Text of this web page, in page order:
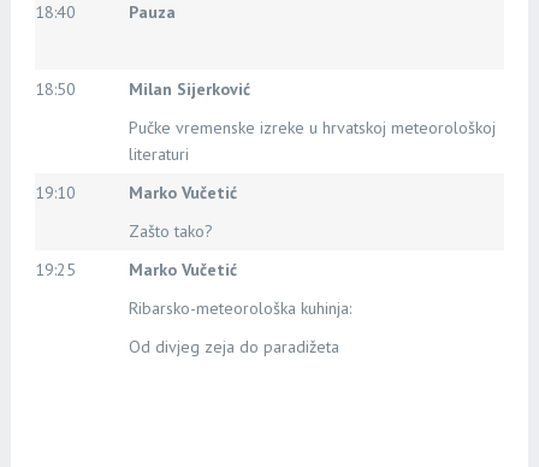
18:40
Pauza
18:50
Milan Sijerković
Pučke vremenske izreke u hrvatskoj meteorološkoj
literaturi
19:10
Marko Vučetić
Zašto tako?
19:25
Marko Vučetić
Ribarsko-meteorološka kuhinja:
Od divjeg zeja do paradižeta